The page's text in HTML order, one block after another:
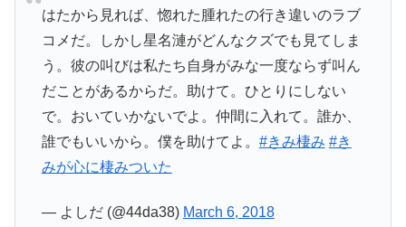
はたから見れば、惚れた腫れたの行き違いのラブ
コメだ。しかし星名漣がどんなクズでも見てしま
う。彼の叫びは私たち自身がみな一度ならず叫ん
だことがあるからだ。助けて。ひとりにしない
で。おいていかないでよ。仲間に入れて。誰か、
誰でもいいから。僕を助けてよ。 #きみ棲み #き
みが心に棲みついた
— よしだ (@44da38) March 6, 2018